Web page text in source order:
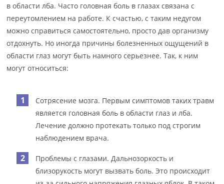
в области лба. Часто головная боль в глазах связана с
переутомлением на работе. К счастью, с таким недугом
можно справиться самостоятельно, просто дав организму
отдохнуть. Но иногда причины болезненных ощущений в
области глаз могут быть намного серьезнее. Так, к ним
могут относиться:
Сотрясение мозга. Первым симптомов таких травм
является головная боль в области глаз и лба.
Лечение должно протекать только под строгим
наблюдением врача.
Проблемы с глазами. Дальнозоркость и
близорукость могут вызвать боль. Это происходит